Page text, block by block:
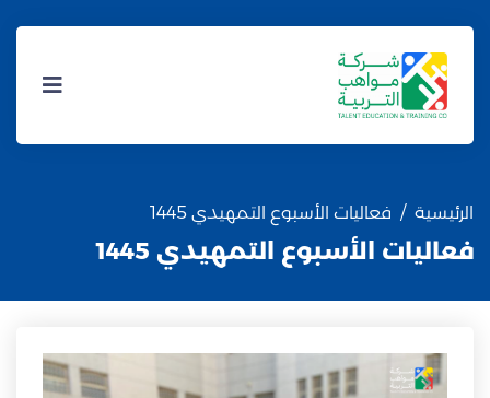
الرئيسية فعاليات الأسبوع التمهيدي 1445
فعاليات الأسبوع التمهيدي 1445